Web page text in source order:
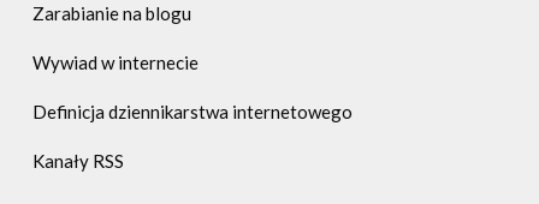
Zarabianie na blogu
Wywiad w internecie
Definicja dziennikarstwa internetowego
Kanały RSS